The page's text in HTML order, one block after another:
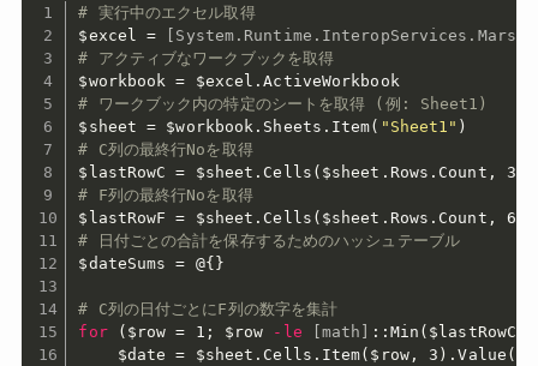
# 実行中のエクセル取得
$excel
=
# アクティブなワークブックを取得
$workbook = $excel .
# ワークブック内の特定のシートを取得 (例: Sheet1)
$sheet = $workbook . Sheets . Item( "Sheet1" )
# C列の最終行Noを取得
$lastRowC = $sheet . Cells ( $sheet . Rows . Count , 3
# F列の最終行Noを取得
$lastRowF = $sheet . Cells ( $sheet . Rows . Count , 6
# 日付ごとの合計を保存するためのハッシュテーブル
$dateSums = @{}
# C列の日付ごとにF列の数字を集計
for
( $row = 1 ; $row -le [math] ::Min ( $lastRowC
$date = $sheet . Cells . Item( $row, 3 ) .Value (